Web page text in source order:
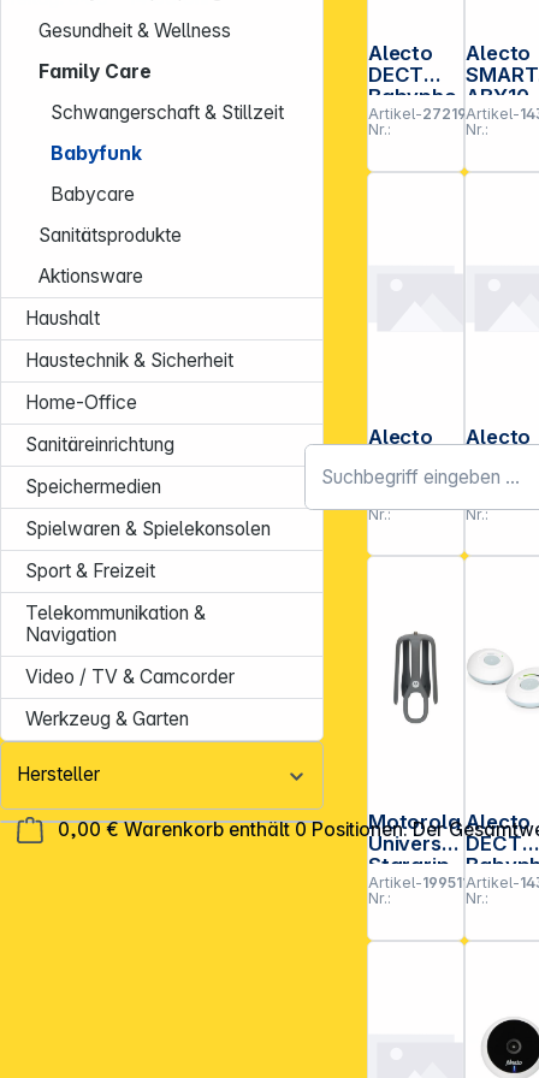
0,00 € Warenkorb enthält 0 Positionen. Der
Gesundheit & Wellness
Family Care
Schwangerschaft & Stillzeit
Babyfunk
Babycare
Sanitätsprodukte
Aktionsware
Haushalt
Haustechnik & Sicherheit
Home-Office
Sanitäreinrichtung
Speichermedien
Spielwaren & Spielekonsolen
Sport & Freizeit
Telekommunikation &
Navigation
Video / TV & Camcorder
Werkzeug & Garten
Hersteller
Alecto
DECT
Babypho
ne mit
Full ECO-
ohne
Artikel-
Nr.:
272199
Alecto
ABY10
WLAN-
Kamera
Artikel-
Nr.:
Alecto
Video-
ne mit 2,8
Zoll
Farbdispl
Nr.:
Alecto
M
he
für das
Nr.:
Motorola
Universal
Stargrip
Artikel-
Nr.:
199511
Alecto
DECT
ne mit
Full ECO-
weiß/bla
Artikel-
Nr.:
**EVP =